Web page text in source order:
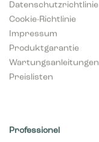
Datenschutzrichtlinie
Cookie-Richtlinie
Impressum
Produktgarantie
Wartungsanleitungen
Preislisten